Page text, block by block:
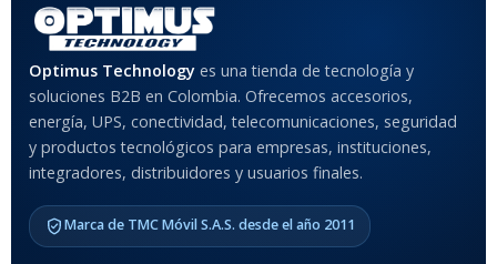
Anti-Shock
MODELO DE TABLETS
COMPATIBLES
Optimus Technology es una tienda de tecnología y
soluciones B2B en Colombia. Ofrecemos accesorios,
energía, UPS, conectividad, telecomunicaciones, seguridad
y productos tecnológicos para empresas, instituciones,
integradores, distribuidores y usuarios finales.
Marca de TMC Móvil S.A.S. desde el año 2011